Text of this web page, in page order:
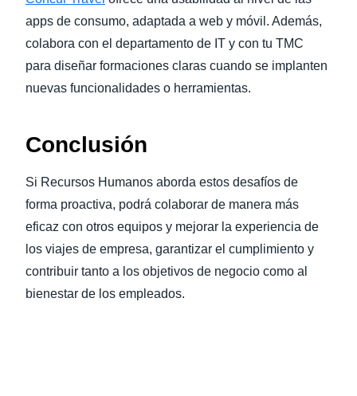
apps de consumo, adaptada a web y móvil. Además,
colabora con el departamento de IT y con tu TMC
para diseñar formaciones claras cuando se implanten
nuevas funcionalidades o herramientas.
Conclusión
Si Recursos Humanos aborda estos desafíos de
forma proactiva, podrá colaborar de manera más
eficaz con otros equipos y mejorar la experiencia de
los viajes de empresa, garantizar el cumplimiento y
contribuir tanto a los objetivos de negocio como al
bienestar de los empleados.